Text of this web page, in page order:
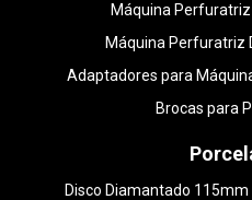
Máquina
Máquina Perfuratriz
Adaptadores para
Brocas para
Disco Diamantado